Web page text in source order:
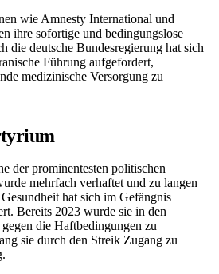
wie Amnesty International und
ihre sofortige und bedingungslose
die deutsche Bundesregierung hat sich
Führung aufgefordert,
medizinische Versorgung zu
der prominentesten politischen
mehrfach verhaftet und zu langen
hat sich im Gefängnis
Bereits 2023 wurde sie in den
die Haftbedingungen zu
sie durch den Streik Zugang zu